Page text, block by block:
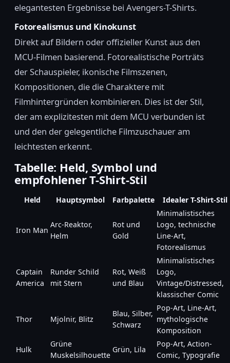
elegantesten Ergebnisse bei Avengers-T-Shirts.
Fotorealismus und Kinokunst
Direkt auf Bildern oder offizieller Kunst aus den
MCU-Filmen basierend. Fotorealistische Porträts
der Schauspieler, ikonische Filmszenen,
Kompositionen, die die Charaktere mit
Filmhintergründen kombinieren. Dies ist der Stil,
der am explizitesten mit dem MCU verbunden ist
und den der gelegentliche Filmzuschauer am
leichtesten erkennt.
Tabelle: Held, Symbol und
empfohlener T-Shirt-Stil
Held Hauptsymbol Farbpalette Idealer T-Shirt-Stil
Iron Man
Arc-Reaktor,
Helm
Rot und
Gold
Minimalistisches
Logo, technische
Line-Art,
Fotorealismus
Captain
America
Runder Schild
mit Stern
Rot, Weiß
und Blau
Minimalistisches
Logo,
Vintage/Distressed,
klassischer Comic
Thor Mjolnir, Blitz
Blau, Silber,
Schwarz
Pop-Art, Line-Art,
mythologische
Komposition
Hulk
Grüne
Muskelsilhouette
Grün, Lila
Pop-Art, Action-
Comic, Typografie